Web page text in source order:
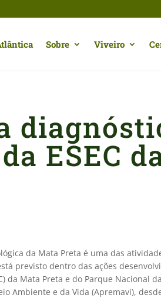
Sobre Viveiro
ESEC
da Mata Preta é uma das
previsto dentro das ações
da Mata Preta e do Parque Nacional
Ambiente e da Vida (Apremavi),